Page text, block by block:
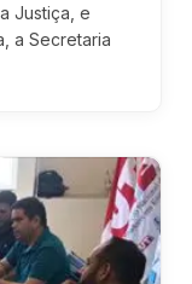
Justiça, e
a Secretaria